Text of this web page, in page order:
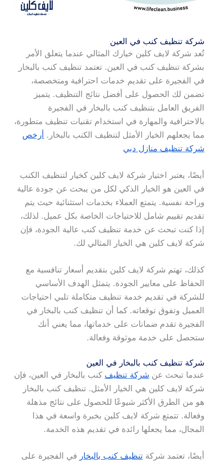
شركة تنظيف كنب في العين
تُعد شركة لايف كلين خيارك المثالي عندما يتعلق الأمر
بشركة تنظيف كنب في العين. تعتمد تنظيف كنب بالبخار
في الفجيرة على تقديم خدمات احترافية ومتخصصة،
تضمن لك الحصول على أفضل نتائج التنظيف. يتميز
الفريق العامل بتنظيف كنب بالبخار في الفجيرة
بالاحترافية والمهارة في استخدام تقنيات تنظيف متطورة،
مما يجعلهم الخيار الأمثل لتنظيف الكنب بالبخار. أرخص
شركة تنظيف منازل دبي
أيضًا، يعتبر اختيار شركة لايف كلين كخيار لتنظيف الكنب
في العين هو الخيار الذكي لكل من يبحث عن جودة عالية
وراحة نفسية. يتمتع العملاء بخدمات استثنائية حيث يتم
تقديم تقييم شامل للاحتياجات الخاصة بكل عميل. لذلك،
إذا كنت تبحث عن خدمة تنظيف كنب عالية الجودة، فإن
شركة لايف كلين هي الخيار المثالي لك.
كذلك، تهتم شركة لايف كلين بتقديم أسعار تنافسية مع
الحفاظ على معايير الجودة. يتمثل الهدف الأساسي
للشركة في تقديم خدمة تنظيف متكاملة تلبي احتياجات
العميل وتفوق توقعاته. كما أن تنظيف كنب بالبخار في
الفجيرة تقدم ضمانات على خدماتها، مما يعني أنك
ستحصل على خدمة موثوقة وفعالة.
شركة تنظيف كنب بالبخار في العين
عندما تبحث عن شركة تنظيف كنب بالبخار في العين، فإن
شركة لايف كلين هي الخيار الأمثل. تنظيف كنب بالبخار
هو من الطرق الأكثر شيوعًا للحصول على نتائج مذهلة
وفعالة. تتمتع شركة لايف كلين بخبرة واسعة في هذا
المجال، مما يجعلها رائدة في تقديم هذه الخدمة.
أيضًا، تعتمد شركةتنظيف كنب بالبخار في الفجيرة على